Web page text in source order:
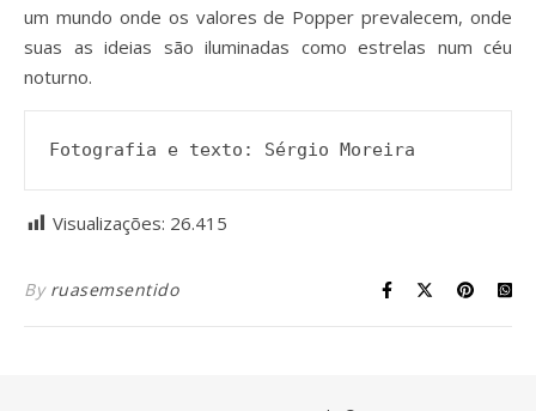
um mundo onde os valores de Popper prevalecem, onde
suas as ideias são iluminadas como estrelas num céu
noturno.
Fotografia e texto: Sérgio Moreira
Visualizações: 26.415
By ruasemsentido